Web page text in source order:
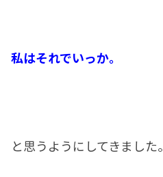
私はそれでいっか。
と思うようにしてきました。